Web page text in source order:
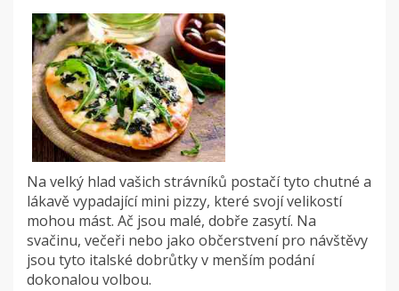
Na velký hlad vašich strávníků postačí tyto chutné a
lákavě vypadající mini pizzy, které svojí velikostí
mohou mást. Ač jsou malé, dobře zasytí. Na
svačinu, večeři nebo jako občerstvení pro návštěvy
jsou tyto italské dobrůtky v menším podání
dokonalou volbou.